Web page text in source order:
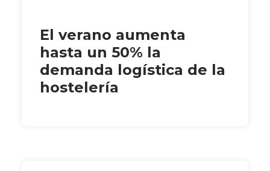
El verano aumenta
hasta un 50% la
demanda logística de la
hostelería